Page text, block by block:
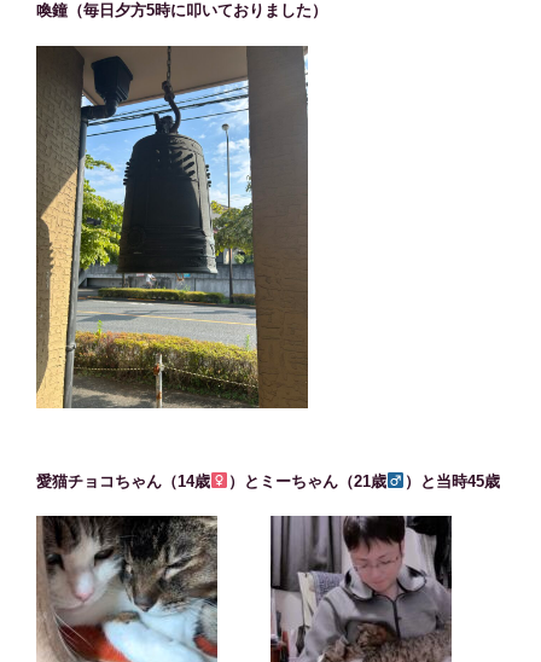
喚鐘（毎日夕方5時に叩いておりました）
愛猫チョコちゃん（14歳 ）とミーちゃん（21歳 ）と当時45歳